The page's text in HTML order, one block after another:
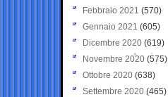
Febbraio 2021 (570)
Gennaio 2021 (605)
Dicembre 2020 (619)
Novembre 2020 (575)
Ottobre 2020 (638)
Settembre 2020(465)